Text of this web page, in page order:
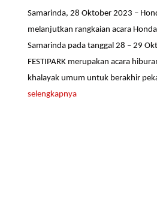
Samarinda, 28 Oktober 2023 –
melanjutkan rangkaian acara Honda
Samarinda pada tanggal 28 – 29
FESTIPARK merupakan acara
khalayak umum untuk berakhir
selengkapnya